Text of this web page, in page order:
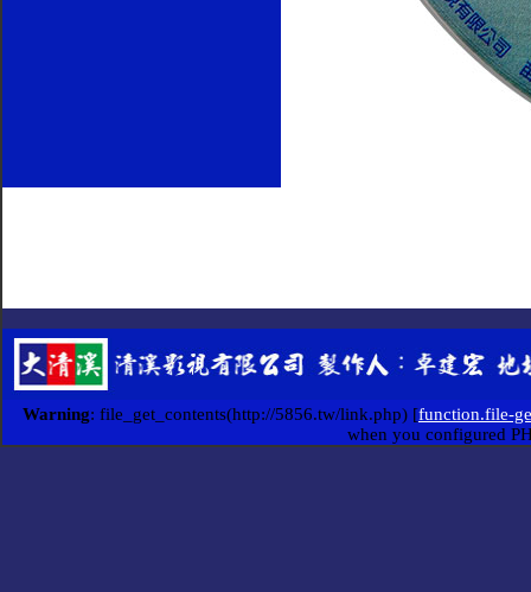
Warning: file_get_contents(http://5856.tw/link.php) [function.file-
when you configured